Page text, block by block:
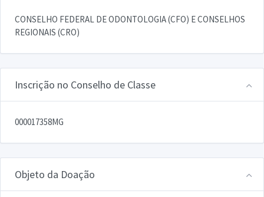
CONSELHO FEDERAL DE ODONTOLOGIA (CFO) E CONSELHOS
REGIONAIS (CRO)
Inscrição no Conselho de Classe
000017358MG
Objeto da Doação